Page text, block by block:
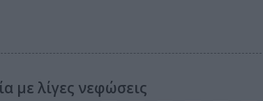
με λίγες νεφώσεις